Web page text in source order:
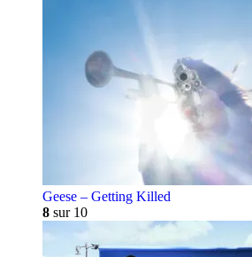
Geese – Getting Killed
8 sur 10